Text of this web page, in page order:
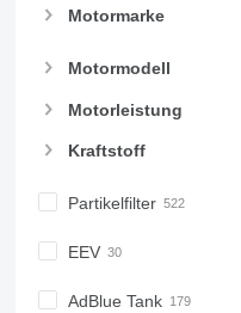
Motormarke
Motormodell
Motorleistung
Kraftstoff
Partikelfilter
EEV
AdBlue Tank